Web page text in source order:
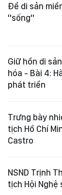
Để di sản
"sống"
Giữ hồn di
hóa - Bài 4:
phát triển
Trưng bày
tịch Hồ Chí
Castro
NSND Trịnh
tịch Hội Nghệ